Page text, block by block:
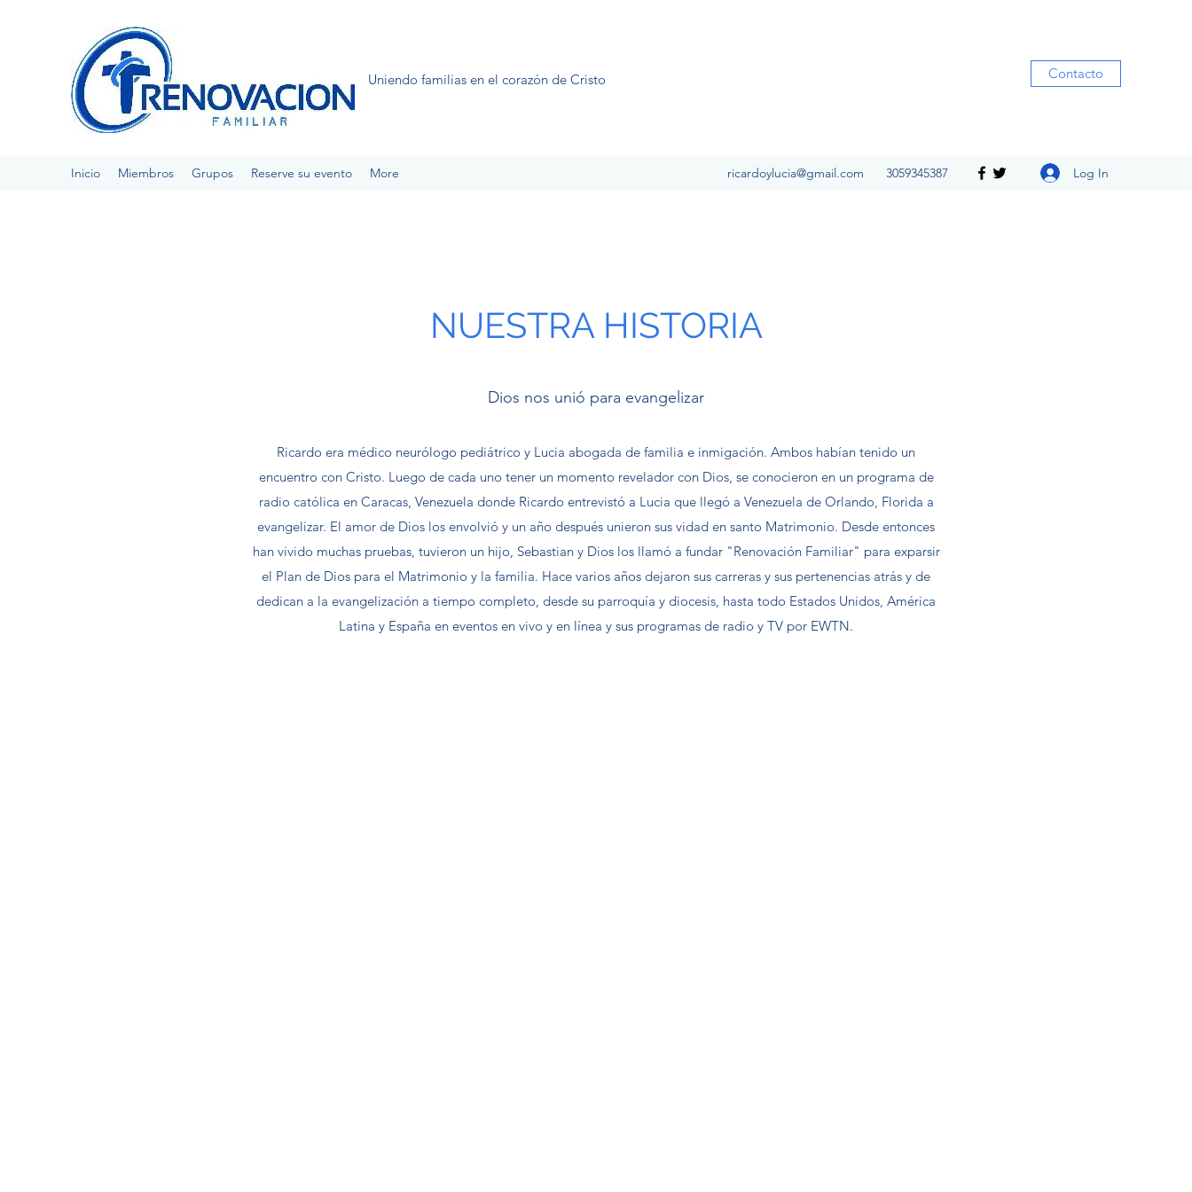
Uniendo familias en el corazón de Cristo Contacto
Inicio Miembros Grupos Reserve su evento More ricardoylucia@gmail.com 3059345387 Log In
NUESTRA HISTORIA
Dios nos unió para evangelizar
Ricardo era médico neurólogo pediátrico y Lucia abogada de familia e inmigación. Ambos habían tenido un
encuentro con Cristo. Luego de cada uno tener un momento revelador con Dios, se conocieron en un programa de
radio católica en Caracas, Venezuela donde Ricardo entrevistó a Lucia que llegó a Venezuela de Orlando, Florida a
evangelizar. El amor de Dios los envolvió y un año después unieron sus vidad en santo Matrimonio. Desde entonces
han vivido muchas pruebas, tuvieron un hijo, Sebastian y Dios los llamó a fundar "Renovación Familiar" para exparsir
el Plan de Dios para el Matrimonio y la familia. Hace varios años dejaron sus carreras y sus pertenencias atrás y de
dedican a la evangelización a tiempo completo, desde su parroquía y diocesis, hasta todo Estados Unidos, América
Latina y España en eventos en vivo y en línea y sus programas de radio y TV por EWTN.